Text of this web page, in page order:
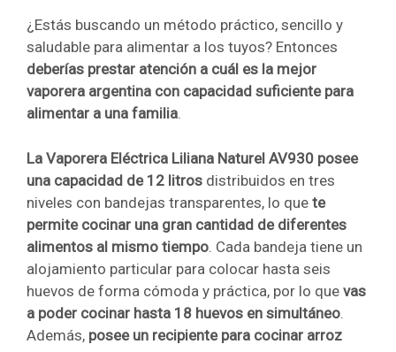
¿Estás buscando un método práctico, sencillo y
saludable para alimentar a los tuyos? Entonces
deberías prestar atención a cuál es la mejor
vaporera argentina con capacidad suficiente para
alimentar a una familia.
La Vaporera Eléctrica Liliana Naturel AV930 posee
una capacidad de 12 litros distribuidos en tres
niveles con bandejas transparentes, lo que te
permite cocinar una gran cantidad de diferentes
alimentos al mismo tiempo. Cada bandeja tiene un
alojamiento particular para colocar hasta seis
huevos de forma cómoda y práctica, por lo que vas
a poder cocinar hasta 18 huevos en simultáneo.
Además, posee un recipiente para cocinar arroz